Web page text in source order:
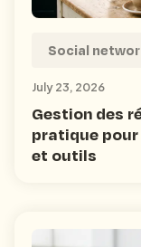
Social
July 23, 2026
Gestion des
pratique
et outils